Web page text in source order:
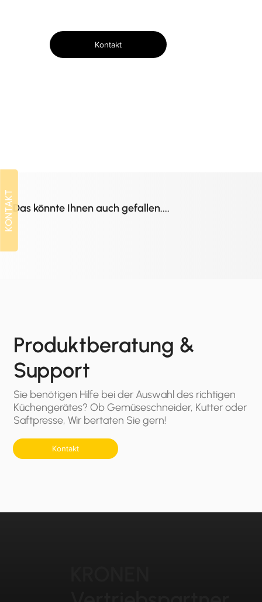
Kontakt
Das könnte Ihnen auch gefallen....
Produktberatung &
Support
Sie benötigen Hilfe bei der Auswahl des richtigen
Küchengerätes? Ob Gemüseschneider, Kutter oder
Saftpresse, Wir bertaten Sie gern!
Kontakt
KONTAKT
KONTAKT